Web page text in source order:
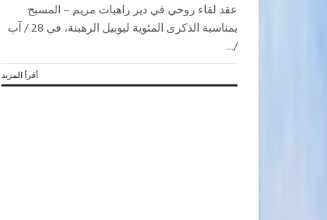
عقد لقاء روحي في دير راهبات مريم – المسبح
بمناسبة الذكرى المئوية ليوبيل الرهبنة، في 28 / آب
/...
أقرأ المزيد